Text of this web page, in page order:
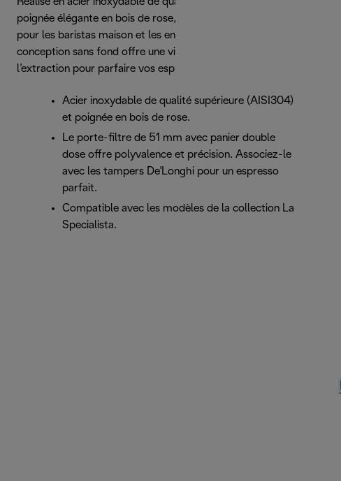
poignée élégante en bois de rose, il est conçu pour durer
pour les baristas maison et les enthousiastes du café. La
conception sans fond offre une visibilité idéale pendant
l’extraction pour parfaire vos espressos.
Acier inoxydable de qualité supérieure (AISI304)
et poignée en bois de rose.
Le porte-filtre de 51 mm avec panier double
dose offre polyvalence et précision. Associez-le
avec les tampers De'Longhi pour un espresso
parfait.
Compatible avec les modèles de la collection La
Specialista.